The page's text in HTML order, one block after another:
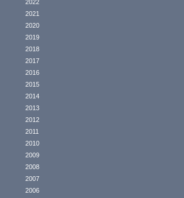
2022
2021
2020
2019
2018
2017
2016
2015
2014
2013
2012
2011
2010
2009
2008
2007
2006